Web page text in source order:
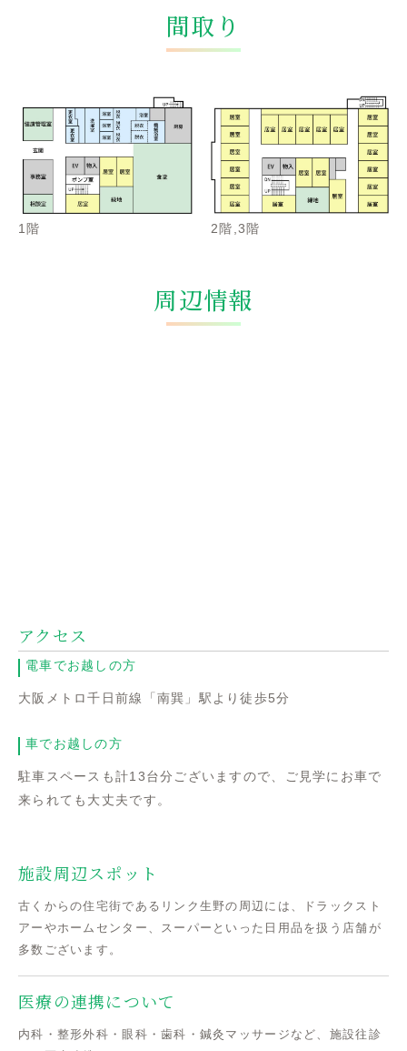
間取り
1階 2階,3階
周辺情報
アクセス
電車でお越しの方
大阪メトロ千日前線「南巽」駅より徒歩5分
車でお越しの方
駐車スペースも計13台分ございますので、ご見学にお車で
来られても大丈夫です。
施設周辺スポット
古くからの住宅街であるリンク生野の周辺には、ドラックスト
アーやホームセンター、スーパーといった日用品を扱う店舗が
多数ございます。
医療の連携について
内科・整形外科・眼科・歯科・鍼灸マッサージなど、施設往診